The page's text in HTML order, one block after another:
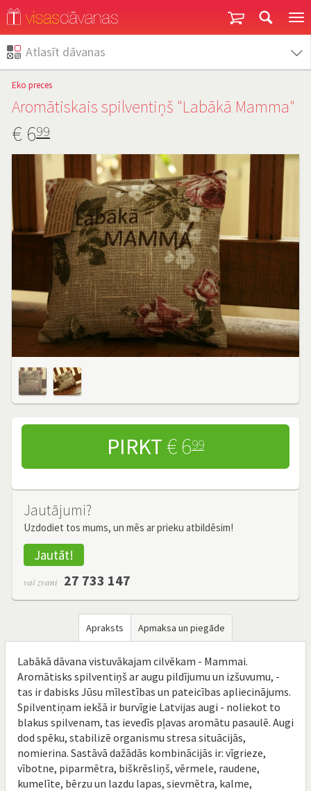
Atlasīt dāvanas
Eko preces
Aromātiskais spilventiņš "Labākā Mamma"
€ 699
PIRKT € 699
Jautājumi?
Uzdodiet tos mums, un mēs ar prieku atbildēsim!
Jautāt!
vai zvani 27 733 147
Apraksts Apmaksa un piegāde
Labākā dāvana vistuvākajam cilvēkam - Mammai.
Aromātisks spilventiņš ar augu pildījumu un izšuvumu, -
tas ir dabisks Jūsu mīlestības un pateicības apliecinājums.
Spilventiņam iekšā ir burvīgie Latvijas augi - noliekot to
blakus spilvenam, tas ievedīs pļavas aromātu pasaulē. Augi
dod spēku, stabilizē organismu stresa situācijās,
nomierina. Sastāvā dažādās kombinācijās ir: vīgrieze,
vībotne, piparmētra, biškrēsliņš, vērmele, raudene,
kumelīte, bērzu un lazdu lapas, sievmētra, kalme,